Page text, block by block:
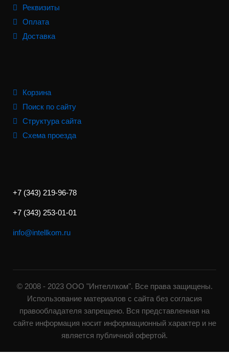
Реквизиты
Оплата
Доставка
Корзина
Поиск по сайту
Структура сайта
Схема проезда
+7 (343) 219-96-78
+7 (343) 253-01-01
info@intellkom.ru
© 2008 - 2023 ООО "Интеллком". Все права защищены.
Использование материалов с сайта без согласия
правообладателя запрещено. Вся представленная на
сайте информация носит информационный характер и не
является публичной офертой.